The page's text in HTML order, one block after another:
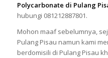
Polycarbonate di Pulang
hubungi 081212887801.
Mohon maaf sebelumnya,
Pulang Pisau namun kami
berdomisili di Pulang Pisau